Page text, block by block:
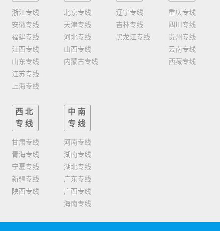
浙江专线
安徽专线
福建专线
江西专线
山东专线
江苏专线
上海专线
北京专线
天津专线
河北专线
山西专线
内蒙古专线
辽宁专线
吉林专线
黑龙江专线
重庆专线
四川专线
贵州专线
云南专线
西藏专线
西北
专线
甘肃专线
青海专线
宁夏专线
新疆专线
陕西专线
中南
专线
河南专线
湖南专线
湖北专线
广东专线
广西专线
海南专线